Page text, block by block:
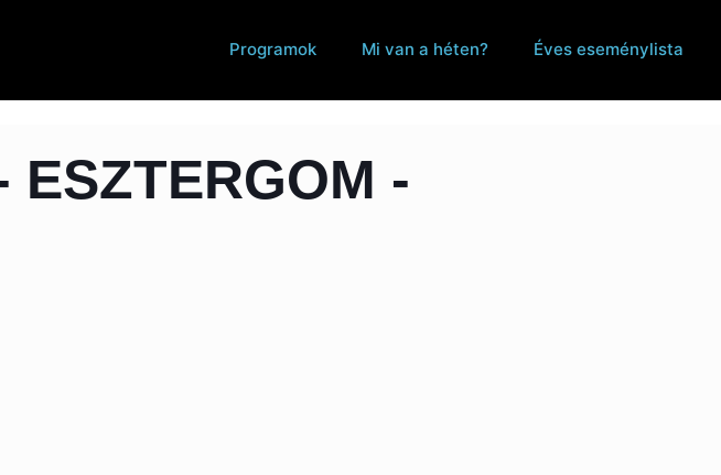
Programok Mi van a héten? Éves eseménylista
ESZTERGOM -